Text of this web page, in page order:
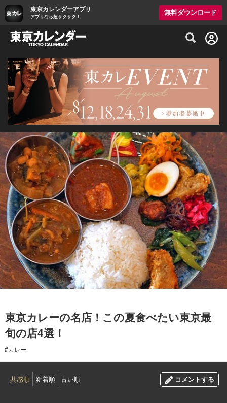
東京カレンダーアプリ
アプリなら超サクサク！
無料ダウンロード
グルメ情報・プレミアムレストラン予約
東京カレーの名店！この夏食べたい東京最
旬の店4選！
#カレー
共感順 新着順 古い順 コメントする